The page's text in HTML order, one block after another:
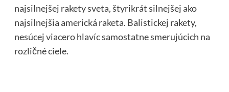
najsilnejšej rakety sveta, štyrikrát silnejšej ako
najsilnejšia americká raketa. Balistickej rakety,
nesúcej viacero hlavíc samostatne smerujúcich na
rozličné ciele.